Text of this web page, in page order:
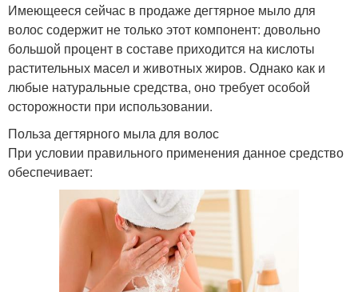
Имеющееся сейчас в продаже дегтярное мыло для
волос содержит не только этот компонент: довольно
большой процент в составе приходится на кислоты
растительных масел и животных жиров. Однако как и
любые натуральные средства, оно требует особой
осторожности при использовании.
Польза дегтярного мыла для волос
При условии правильного применения данное средство
обеспечивает: